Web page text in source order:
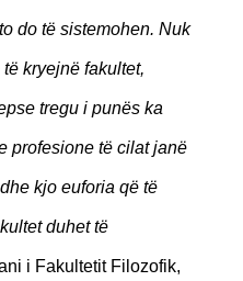
do të sistemohen. Nuk
kryejnë fakultet,
tregu i punës ka
profesione të cilat janë
kjo euforia që të
duhet të
i Fakultetit Filozofik,